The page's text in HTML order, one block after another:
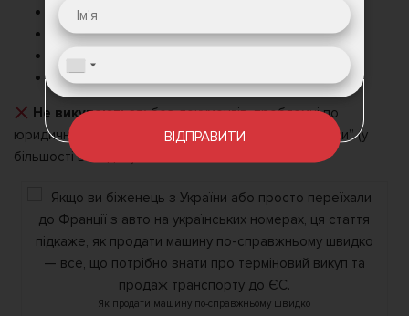
Машин після ДТП (за домовленістю)
З механікою або АКПП
З пробігом, з дрібними несправностями
Не викупаються:без документів, проблемні по
юридичній частині, сильно розбиті або “утопленники” (у
більшості випадків)
Як продати машину по-справжньому швидко
ВІДПРАВИТИ